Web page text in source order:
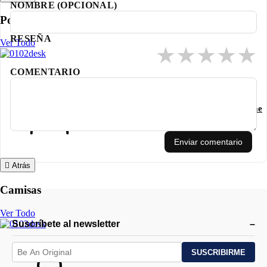
Polos
Ver Todo
Registrarme
Atrás
Camisas
Ver Todo
NOMBRE (OPCIONAL)
RESEÑA
★
★
★
★
★
COMENTARIO
Enviar comentario
Suscríbete al newsletter